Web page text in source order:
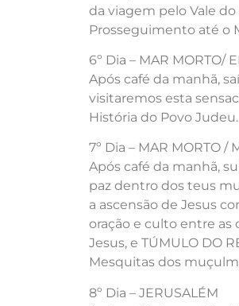
da viagem pelo Vale
Prosseguimento até o
6º Dia – MAR MORTO/
Após café da manhã,
visitaremos esta
História do Povo
7º Dia – MAR MORTO /
Após café da manhã,
paz dentro dos teus
a ascensão de Jesus
oração e culto entre as
Jesus, e TÚMULO DO
Mesquitas dos
8º Dia – JERUSALÉM